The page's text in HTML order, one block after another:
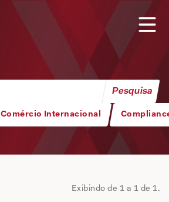
Comércio Internacional
Exibindo de 1 a 1 de 1.